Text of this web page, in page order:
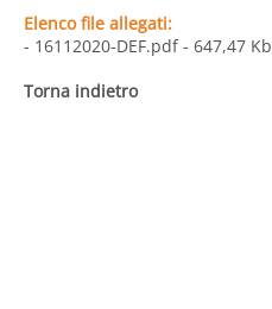
Elenco file allegati:
- 16112020-DEF.pdf- 647,47 Kb
Torna indietro